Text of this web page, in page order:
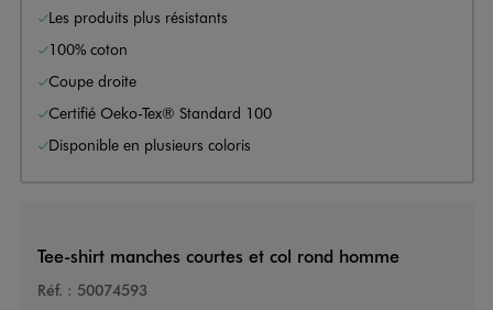
Les produits plus résistants
100% coton
Coupe droite
Certifié Oeko-Tex® Standard 100
Disponible en plusieurs coloris
Tee-shirt manches courtes et col rond homme
Réf. : 50074593